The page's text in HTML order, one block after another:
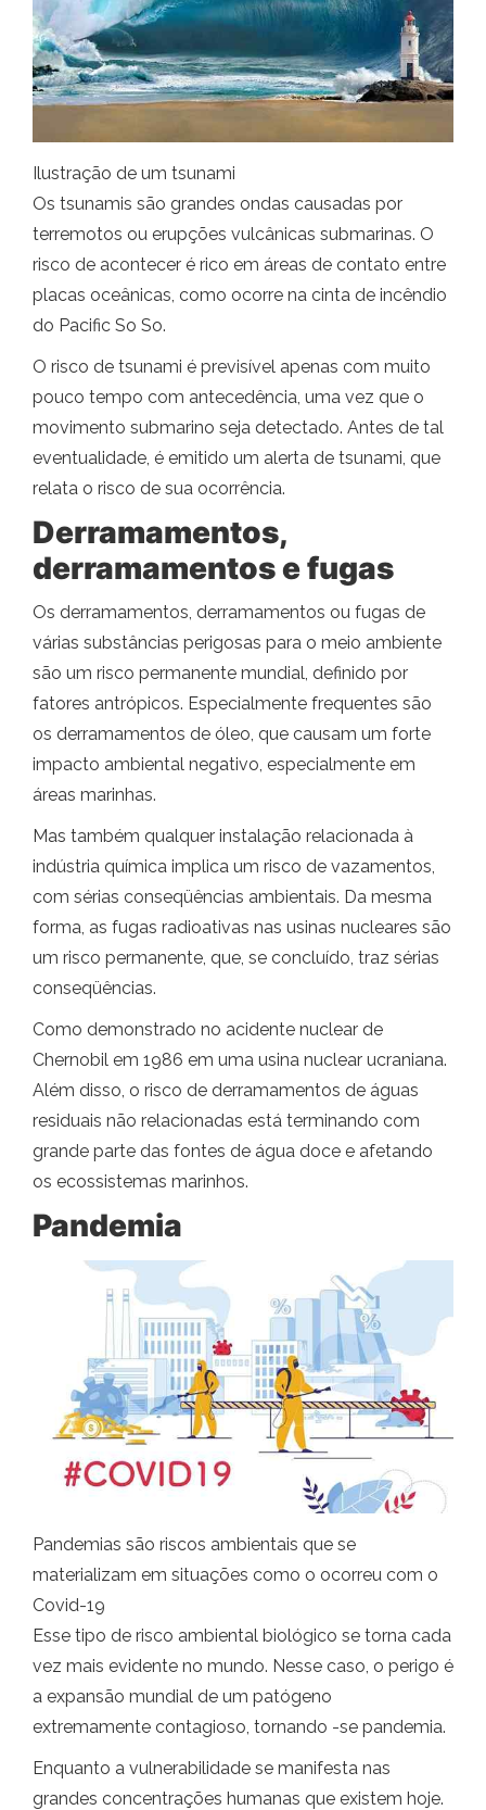
Ilustração de um tsunami
Os tsunamis são grandes ondas causadas por
terremotos ou erupções vulcânicas submarinas. O
risco de acontecer é rico em áreas de contato entre
placas oceânicas, como ocorre na cinta de incêndio
do Pacific So So.
O risco de tsunami é previsível apenas com muito
pouco tempo com antecedência, uma vez que o
movimento submarino seja detectado. Antes de tal
eventualidade, é emitido um alerta de tsunami, que
relata o risco de sua ocorrência.
Derramamentos,
derramamentos e fugas
Os derramamentos, derramamentos ou fugas de
várias substâncias perigosas para o meio ambiente
são um risco permanente mundial, definido por
fatores antrópicos. Especialmente frequentes são
os derramamentos de óleo, que causam um forte
impacto ambiental negativo, especialmente em
áreas marinhas.
Mas também qualquer instalação relacionada à
indústria química implica um risco de vazamentos,
com sérias conseqüências ambientais. Da mesma
forma, as fugas radioativas nas usinas nucleares são
um risco permanente, que, se concluído, traz sérias
conseqüências.
Como demonstrado no acidente nuclear de
Chernobil em 1986 em uma usina nuclear ucraniana.
Além disso, o risco de derramamentos de águas
residuais não relacionadas está terminando com
grande parte das fontes de água doce e afetando
os ecossistemas marinhos.
Pandemia
Pandemias são riscos ambientais que se
materializam em situações como o ocorreu com o
Covid-19
Esse tipo de risco ambiental biológico se torna cada
vez mais evidente no mundo. Nesse caso, o perigo é
a expansão mundial de um patógeno
extremamente contagioso, tornando -se pandemia.
Enquanto a vulnerabilidade se manifesta nas
grandes concentrações humanas que existem hoje.